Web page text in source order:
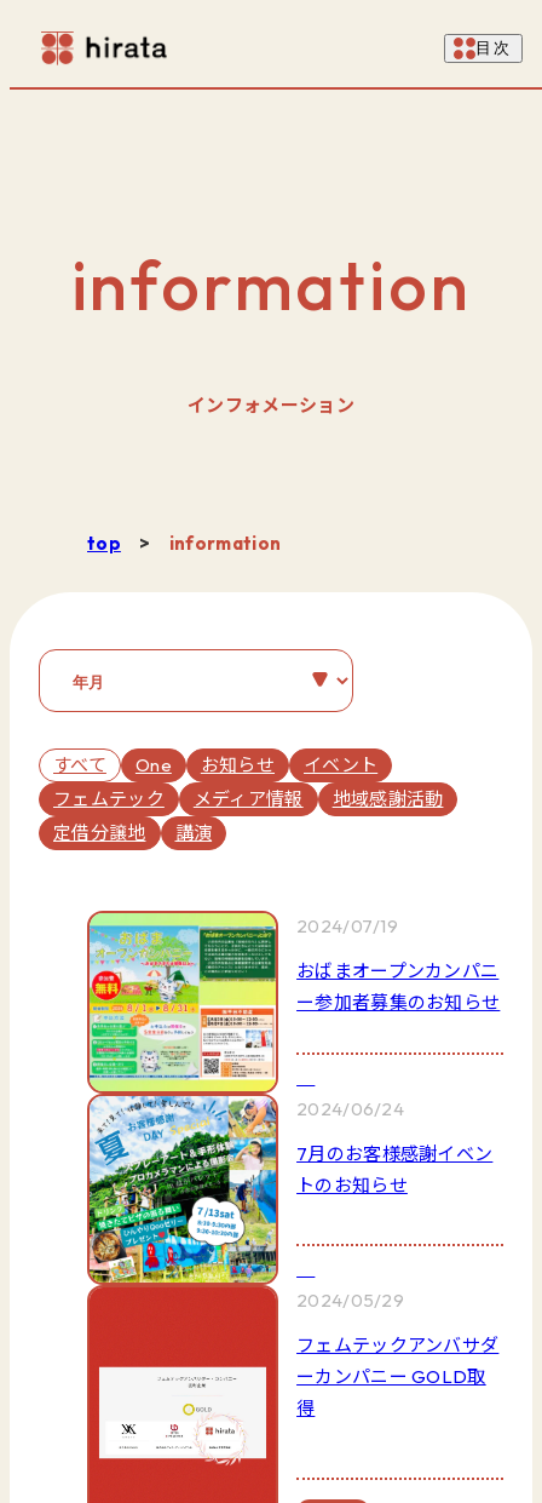
目次
information
インフォメーション
top > information
おばまオープンカンパニ
ー参加者募集のお知らせ
2024/07/19
7月のお客様感謝イベン
トのお知らせ
2024/06/24
フェムテックアンバサダ
ーカンパニー GOLD取
得
2024/05/29
すべて One お知らせ
イベント
フェムテック
メディア情報
地域感謝活動
定借分譲地
講演